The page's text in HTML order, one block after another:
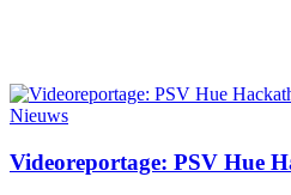
Nieuws
Videoreportage: PSV Hue